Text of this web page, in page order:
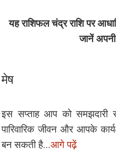
यह राशिफल चंद्र राशि पर
जानें
मेष
इस सप्ताह आप को समझदारी
पारिवारिक जीवन और आपके
बन सकती है...आगे पढ़ें